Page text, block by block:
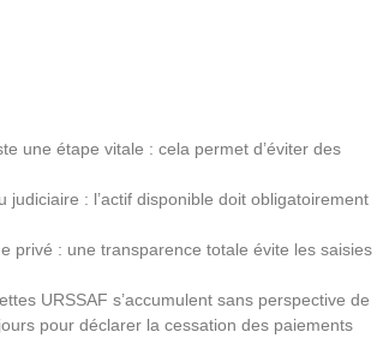
une étape vitale : cela permet d’éviter des
: l’actif disponible doit obligatoirement
privé : une transparence totale évite les saisies
URSSAF s’accumulent sans perspective de
pour déclarer la cessation des paiements